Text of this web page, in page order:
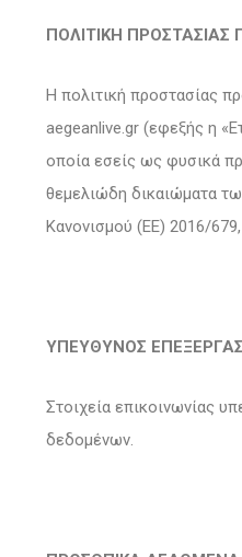
ΠΟΛΙΤΙΚΗ
Η πολιτική προστασίας
aegeanlive.gr (εφεξής η
οποία εσείς ως φυσικά
θεμελιώδη δικαιώματα
Κανονισμού (ΕΕ) 2016/
ΥΠΕΥΘΥΝΟΣ
Στοιχεία επικοινωνίας
δεδομένων.